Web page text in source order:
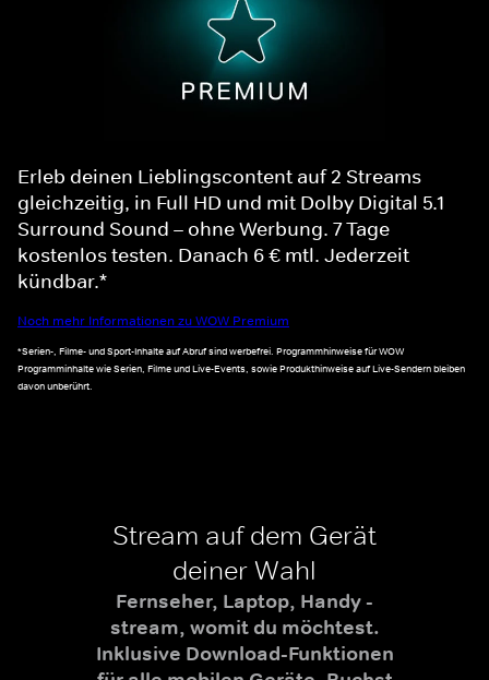
Erleb deinen Lieblingscontent auf 2 Streams
gleichzeitig, in Full HD und mit Dolby Digital 5.1
Surround Sound – ohne Werbung. 7 Tage
kostenlos testen. Danach 6 € mtl. Jederzeit
kündbar.*
Noch mehr Informationen zu WOW Premium
*Serien-, Filme- und Sport-Inhalte auf Abruf sind werbefrei. Programmhinweise für WOW
Programminhalte wie Serien, Filme und Live-Events, sowie Produkthinweise auf Live-Sendern bleiben
davon unberührt.
Stream auf dem Gerät
deiner Wahl
Fernseher, Laptop, Handy -
stream, womit du möchtest.
Inklusive Download-Funktionen